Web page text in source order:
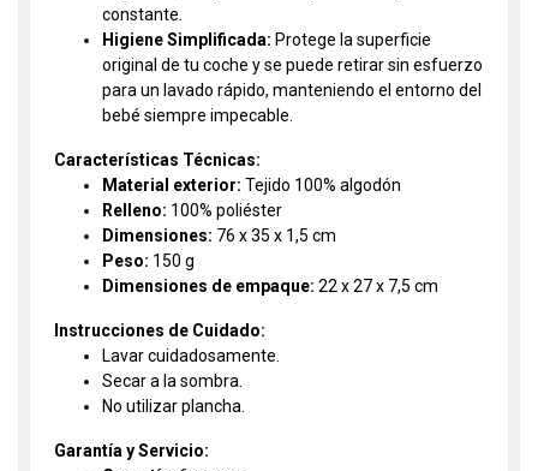
constante.
Higiene Simplificada: Protege la superficie
original de tu coche y se puede retirar sin esfuerzo
para un lavado rápido, manteniendo el entorno del
bebé siempre impecable.
Características Técnicas:
Material exterior: Tejido 100% algodón
Relleno: 100% poliéster
Dimensiones: 76 x 35 x 1,5 cm
Peso: 150 g
Dimensiones de empaque: 22 x 27 x 7,5 cm
Instrucciones de Cuidado:
Lavar cuidadosamente.
Secar a la sombra.
No utilizar plancha.
Garantía y Servicio: